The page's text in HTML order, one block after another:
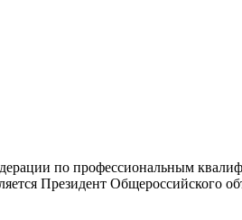
по профессиональным
Президент